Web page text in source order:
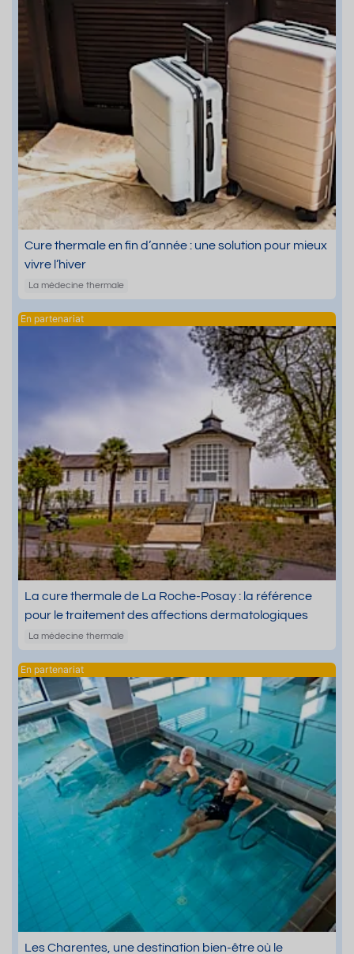
Cure thermale en fin d’année : une solution pour mieux
vivre l’hiver
La médecine thermale
La cure thermale de La Roche-Posay : la référence
pour le traitement des affections dermatologiques
La médecine thermale
Les Charentes, une destination bien-être où le